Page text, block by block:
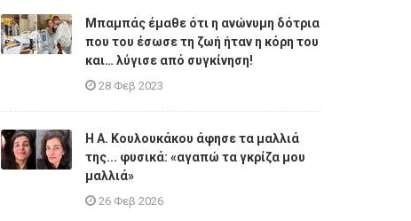
Μπαμπάς έμαθε ότι η ανώνυμη δότρια
που του έσωσε τη ζωή ήταν η κόρη του
και… λύγισε από συγκίνηση!
28 Φεβ 2023
Η A. Κουλουκάκου άφησε τα μαλλιά
της... φυσικά: «αγαπώ τα γκρίζα μου
μαλλιά»
26 Φεβ 2026